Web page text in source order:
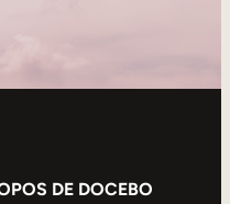
DE DOCEBO